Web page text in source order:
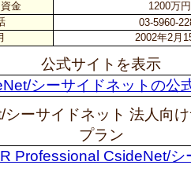
金
1200万円
03-5960-
2002年2月
公式サイトを表示
シーサイドネットの公
シーサイドネット 法人向
プラン
Professional CsideNet/シ